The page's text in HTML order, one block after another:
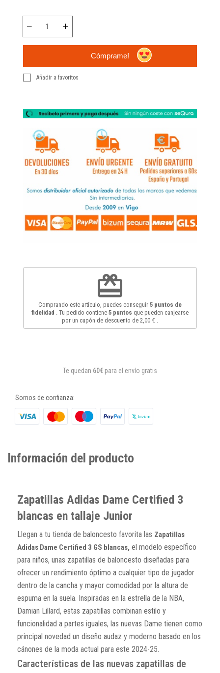
Cómprame!
Añadir a favoritos
redeem
Comprando este artículo, puedes conseguir 5 puntos de
fidelidad
. Tu pedido contiene 5 puntos que pueden canjearse
por un cupón de descuento de 2,00 €
Te quedan 60€ para el envío gratis
Somos de confianza:
Información del producto
Zapatillas Adidas Dame Certified 3
blancas en tallaje Junior
Llegan a tu tienda de baloncesto favorita las Zapatillas
Adidas Dame Certified 3 GS blancas, el modelo específico
para niños, unas zapatillas de baloncesto diseñadas para
ofrecer un rendimiento óptimo a cualquier tipo de jugador
dentro de la cancha y mayor comodidad por la altura de
espuma en la suela. Inspiradas en la estrella de la NBA,
Damian Lillard, estas zapatillas combinan estilo y
funcionalidad a partes iguales, las nuevas Dame tienen como
principal novedad un diseño audaz y moderno basado en los
cánones de la moda actual para este 2024-25.
Características de las nuevas zapatillas de